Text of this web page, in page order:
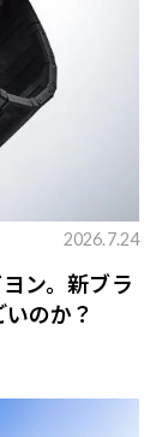
2026.7.24
ン。新ブラ
のか？